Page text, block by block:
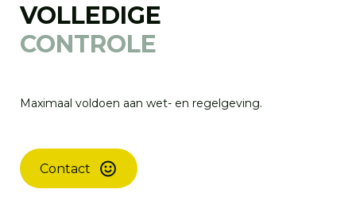
VOLLEDIGE
CONTROLE
Maximaal voldoen aan wet- en regelgeving.
Contact